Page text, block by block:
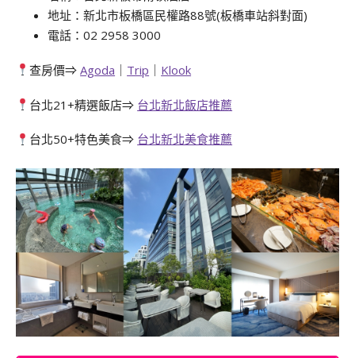
地址：新北市板橋區民權路88號(板橋車站斜對面)
電話：02 2958 3000
查房價⇒Agoda ｜ Trip ｜ Klook
台北21+精選飯店⇒ 台北新北飯店推薦
台北50+特色美食⇒ 台北新北美食推薦